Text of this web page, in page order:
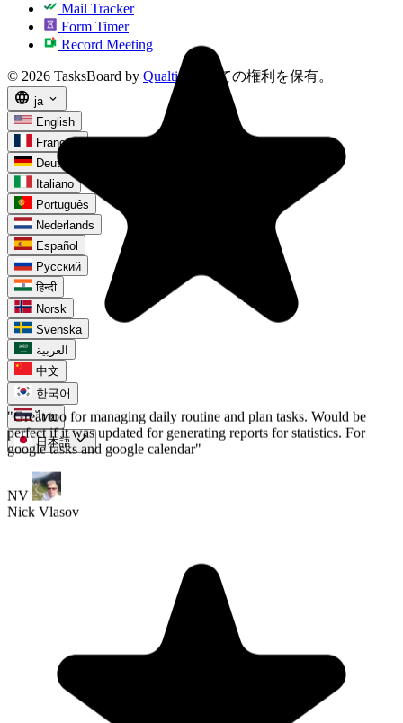
"Great too for managing daily routine and plan tasks. Would be
perfect if it was updated for generating reports for statistics. For
google tasks and google calendar"
NV
Nick Vlasov
Mail Tracker
Form Timer
Record Meeting
© 2026 TasksBoard by Qualtir . すべての権利を保有。
language ja expand_more
English
Français
Deutsch
Italiano
Português
Nederlands
Español
Русский
हिन्दी
Norsk
Svenska
العربية
中文
한국어
ไทย
日本語 check